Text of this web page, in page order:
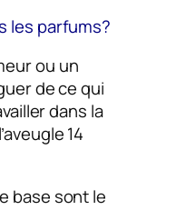
les parfums?
ou un
de ce qui
dans la
14
base sont le